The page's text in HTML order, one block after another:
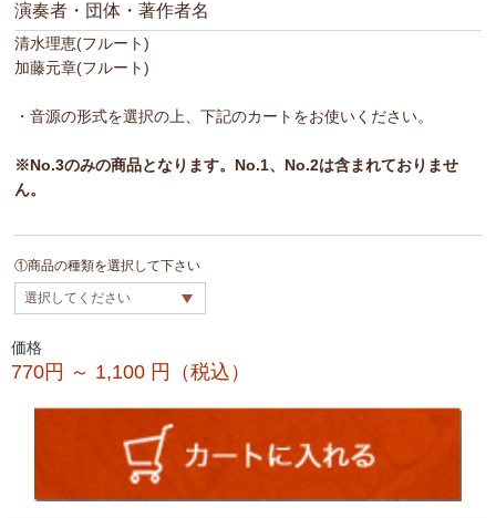
演奏者・団体・著作者名
清水理恵(フルート)
加藤元章(フルート)
・音源の形式を選択の上、下記のカートをお使いください。
※No.3のみの商品となります。No.1、No.2は含まれておりませ
ん。
①商品の種類を選択して下さい
価格
770円 ～ 1,100 円（税込）